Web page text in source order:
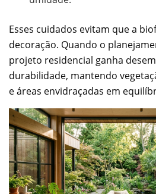
Esses cuidados evitam que a
decoração. Quando o
projeto residencial ganha
durabilidade, mantendo
e áreas envidraçadas em